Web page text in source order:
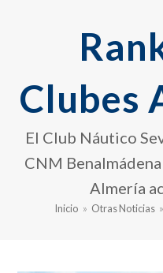
Clubes
El Club Náutico
CNM
Almería
Inicio » Otras Noticias »